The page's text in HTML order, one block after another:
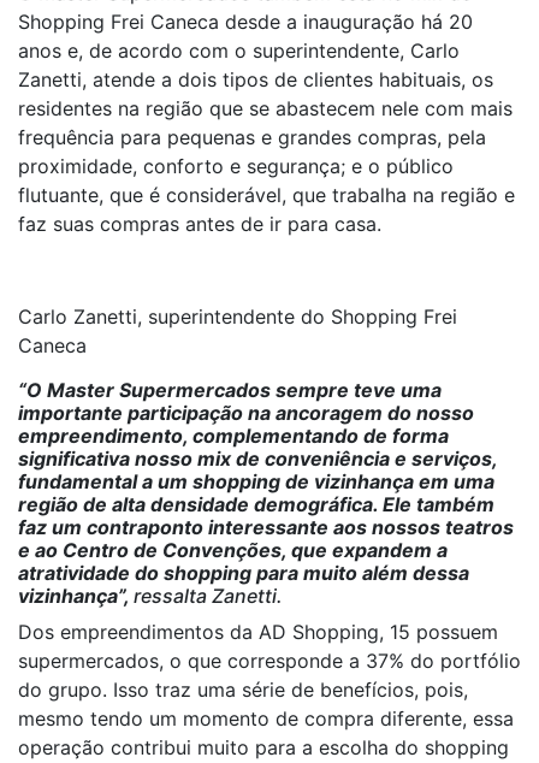
Shopping Frei Caneca desde a inauguração há 20
anos e, de acordo com o superintendente, Carlo
Zanetti, atende a dois tipos de clientes habituais, os
residentes na região que se abastecem nele com mais
frequência para pequenas e grandes compras, pela
proximidade, conforto e segurança; e o público
flutuante, que é considerável, que trabalha na região e
faz suas compras antes de ir para casa.
Carlo Zanetti, superintendente do Shopping Frei
Caneca
“O Master Supermercados sempre teve uma
importante participação na ancoragem do nosso
empreendimento, complementando de forma
significativa nosso mix de conveniência e serviços,
fundamental a um shopping de vizinhança em uma
região de alta densidade demográfica. Ele também
faz um contraponto interessante aos nossos teatros
e ao Centro de Convenções, que expandem a
atratividade do shopping para muito além dessa
vizinhança”, ressalta Zanetti.
Dos empreendimentos da AD Shopping, 15 possuem
supermercados, o que corresponde a 37% do portfólio
do grupo. Isso traz uma série de benefícios, pois,
mesmo tendo um momento de compra diferente, essa
operação contribui muito para a escolha do shopping